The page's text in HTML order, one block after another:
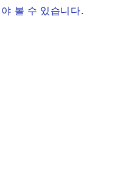
볼 수 있습니다.